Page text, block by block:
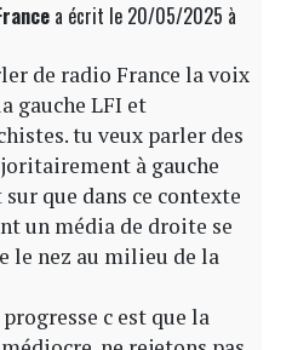
a écrit le 20/05/2025 à
de radio France la voix
gauche LFI et
tu veux parler des
à gauche
sur que dans ce contexte
un média de droite se
le nez au milieu de la
c est que la